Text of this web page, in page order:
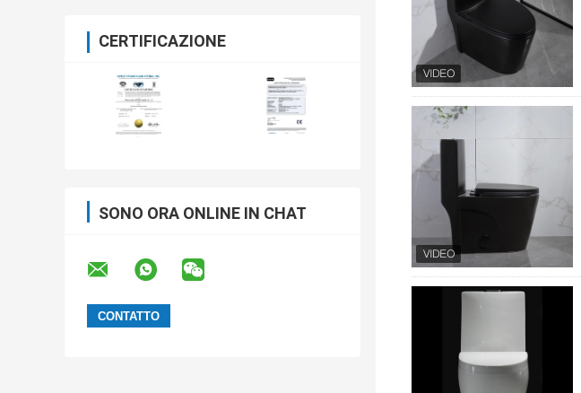
CERTIFICAZIONE
SONO ORA ONLINE IN CHAT